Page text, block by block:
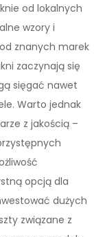
od lokalnych
wzory i
znanych marek
zaczynają się
sięgać nawet
Warto jednak
z jakością –
opcją dla
dużych
związane z